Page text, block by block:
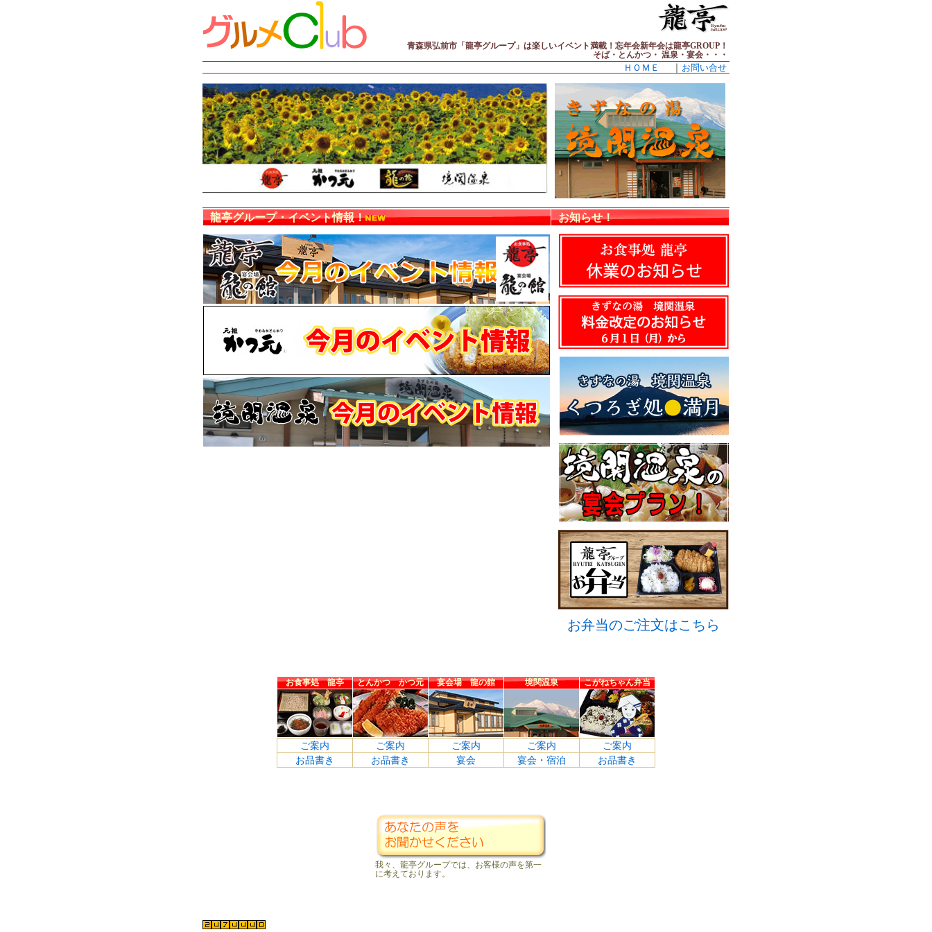
青森県弘前市「龍亭グループ」は楽しいイベント満載！忘年会新年会は龍亭GROUP！
そば・とんかつ・ 温泉・宴会・・・
ＨＯＭＥ ｜ お問い合せ
龍亭グループ・イベント情報！ お知らせ！
お弁当のご注文はこちら
お食事処 龍亭 とんかつ かつ元 宴会場 龍の館 境関温泉 こがねちゃん弁当
ご案内 ご案内 ご案内 ご案内
ご案内
お品書き
お品書き 宴会 宴会・宿泊 お品書き
我々、龍亭グループでは、お客様の声を第一
に考えております。